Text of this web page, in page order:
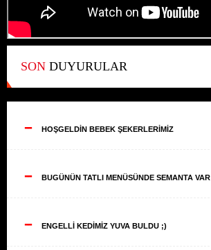
SON DUYURULAR
-- HOŞGELDİN BEBEK ŞEKERLERİMİZ
-- BUGÜNÜN TATLI MENÜSÜNDE SEMANTA VAR
-- ENGELLİ KEDİMİZ YUVA BULDU ;)